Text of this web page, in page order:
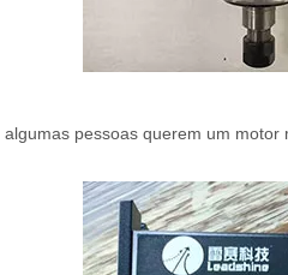
pessoas querem um